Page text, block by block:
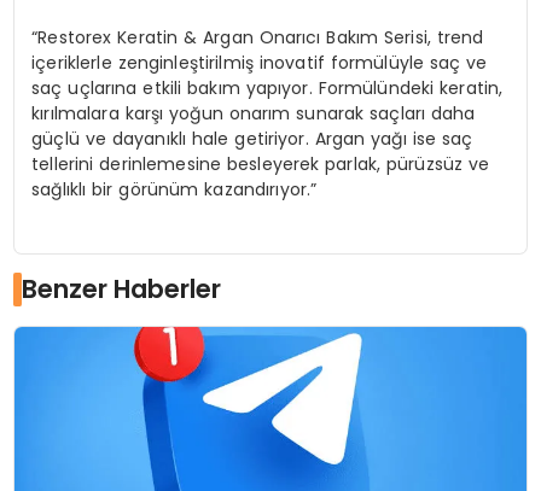
“Restorex Keratin & Argan Onarıcı Bakım Serisi, trend
içeriklerle zenginleştirilmiş inovatif formülüyle saç ve
saç uçlarına etkili bakım yapıyor. Formülündeki keratin,
kırılmalara karşı yoğun onarım sunarak saçları daha
güçlü ve dayanıklı hale getiriyor. Argan yağı ise saç
tellerini derinlemesine besleyerek parlak, pürüzsüz ve
sağlıklı bir görünüm kazandırıyor.”
Benzer Haberler